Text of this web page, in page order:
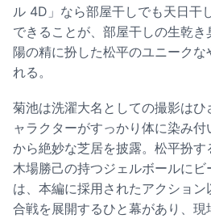
ル 4D」なら部屋干しでも天日干
できることが、部屋干しの生乾
陽の精に扮した松平のユニークな
れる。
菊池は洗濯大名としての撮影は
ャラクターがすっかり体に染み付
から絶妙な芝居を披露。松平扮
木場勝己の持つジェルボールに
は、本編に採用されたアクショ
合戦を展開するひと幕があり、現